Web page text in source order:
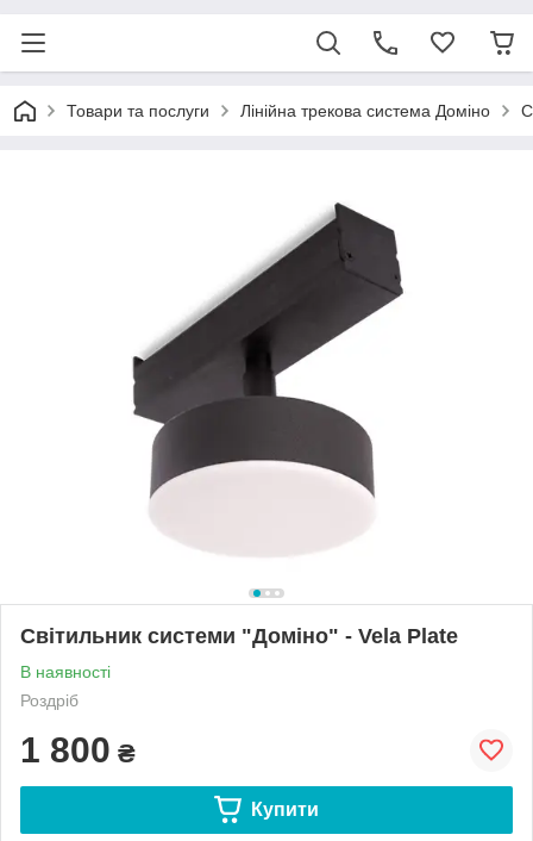
Товари та послуги Лінійна трекова система Доміно
Світильник системи "Доміно" - Vela Plate
В наявності
Роздріб
1 800 ₴
Купити